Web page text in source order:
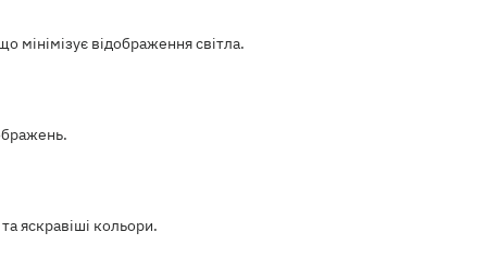
мінімізує відображення світла.
яскравіші кольори.